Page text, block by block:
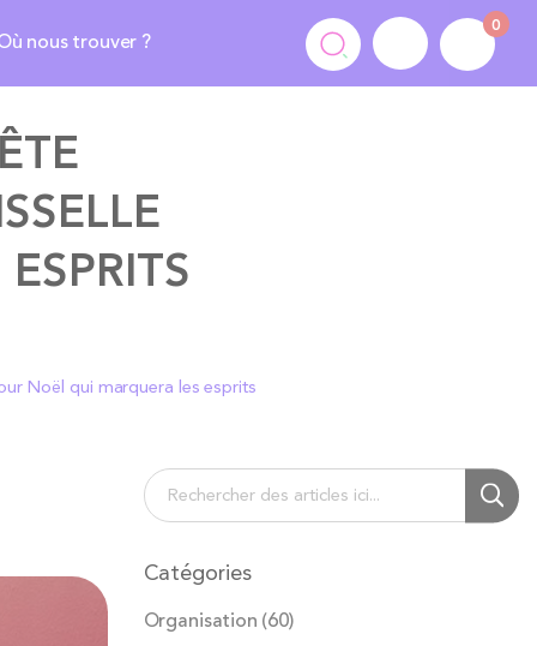
nous trouver ?
0
Noël qui marquera les esprits
Chercher
Catégories
Organisation (60)